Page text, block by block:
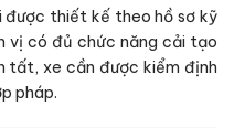
được thiết kế theo hồ sơ kỹ
vị có đủ chức năng cải tạo
tất, xe cần được kiểm định
pháp.